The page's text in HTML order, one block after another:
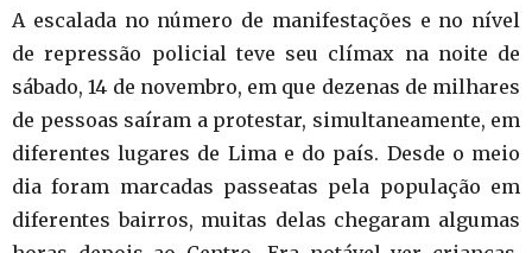
A escalada no número de manifestações e no nível
de repressão policial teve seu clímax na noite de
sábado, 14 de novembro, em que dezenas de milhares
de pessoas saíram a protestar, simultaneamente, em
diferentes lugares de Lima e do país. Desde o meio
dia foram marcadas passeatas pela população em
diferentes bairros, muitas delas chegaram algumas